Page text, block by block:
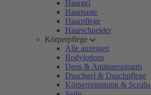
Haargel
Haarpaste
Haarpflege
Haarschneider
Körperpflege
Alle anzeigen
Bodylotions
Deos & Antitranspirants
Duschgel & Duschpflege
Körperreinigung & Scrubs